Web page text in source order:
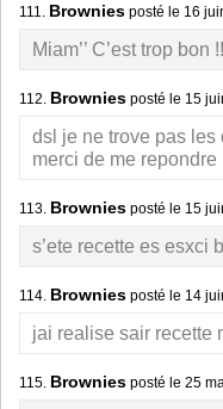
111. Brownies posté le 16
Miam’’ C’est trop bon !!
112. Brownies posté le 15
dsl je ne trove pas
merci de me repondre
113. Brownies posté le 15
s’ete recette es esxci
114. Brownies posté le 14
jai realise sair recette
115. Brownies posté le 25